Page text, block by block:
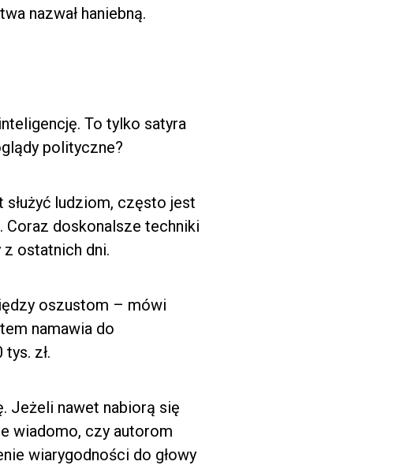
nazwał haniebną.
To tylko satyra
polityczne?
ludziom, często jest
Coraz doskonalsze techniki
z ostatnich dni.
oszustom – mówi
namawia do
zł.
Jeżeli nawet nabiorą się
wiadomo, czy autorom
wiarygodności do głowy